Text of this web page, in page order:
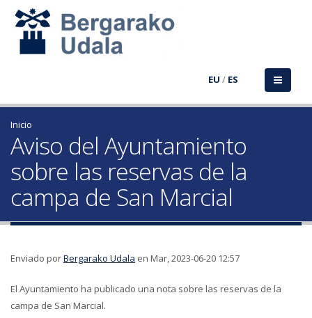
EU / ES
Inicio
Aviso del Ayuntamiento
sobre las reservas de la
campa de San Marcial
Enviado porBergarako Udala en Mar, 2023-06-20 12:57
El Ayuntamiento ha publicado una nota sobre las reservas de la
campa de San Marcial.